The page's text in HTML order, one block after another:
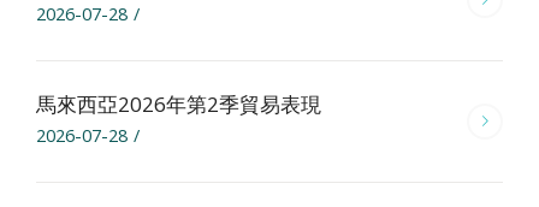
2026-07-28 /
馬來西亞2026年第2季貿易表現
2026-07-28 /